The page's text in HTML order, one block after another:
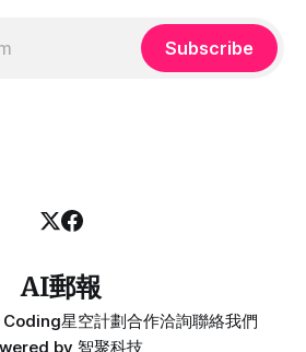
Subscribe
AI郵報
星空計劃合作洽詢聯絡我們
by 智聚科技